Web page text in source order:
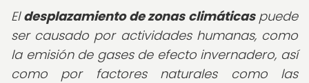
Eldesplazamiento de zonas climáticaspuede
ser causado por actividades humanas, como
la emisión de gases de efecto invernadero, así
como por factores naturales como las